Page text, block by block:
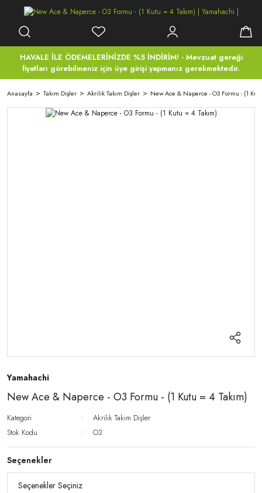
HAVALE İLE ÖDEMELERİNİZDE %5 İNDİRİM! - Mevzuat gereği
fiyatları görebilmeniz için üye girişi yapmanız gerekmektedir.
Anasayfa Takım Dişler Akrilik Takım Dişler New Ace & Naperce - O3 Formu - (1
Yamahachi
New Ace & Naperce - O3 Formu - (1 Kutu = 4 Takım)
Kategori
Akrilik Takım Dişler
Stok Kodu
O3
Seçenekler